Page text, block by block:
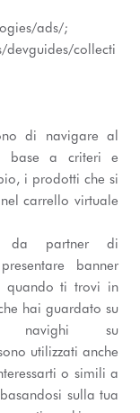
ads/;
devguides/collecti
di navigare al
base a criteri e
i prodotti che si
carrello virtuale
da partner di
banner
quando ti trovi in
hai guardato su
navighi su
utilizzati anche
o simili a
sulla tua